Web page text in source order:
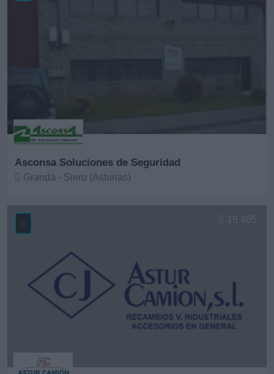
Asconsa Soluciones de Seguridad
Granda - Siero (Asturias)